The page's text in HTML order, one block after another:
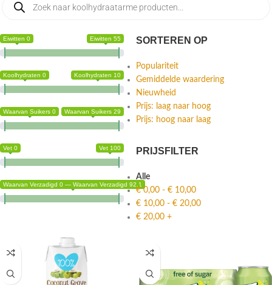
Eiwitten 0 Eiwitten 55
Koolhydraten 0 Koolhydraten 10
Waarvan Suikers 0 Waarvan Suikers 29
Vet 0 Vet 100
Waarvan Verzadigd 0 — Waarvan Verzadigd 92.1
SORTEREN OP
Populariteit
Gemiddelde waardering
Nieuwheid
Prijs: laag naar hoog
Prijs: hoog naar laag
PRIJSFILTER
Alle
€0,00 - € 10,00
€ 10,00 - € 20,00
€ 20,00 +